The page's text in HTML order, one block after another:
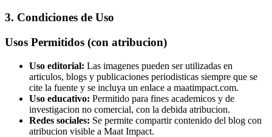
3. Condiciones de Uso
Usos Permitidos (con atribucion)
Uso editorial: Las imagenes pueden ser utilizadas en
articulos, blogs y publicaciones periodisticas siempre que se
cite la fuente y se incluya un enlace a maatimpact.com.
Uso educativo: Permitido para fines academicos y de
investigacion no comercial, con la debida atribucion.
Redes sociales: Se permite compartir contenido del blog con
atribucion visible a Maat Impact.